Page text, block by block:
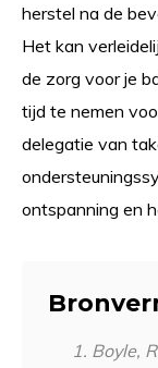
herstel na de
Het kan
de zorg voor je
tijd te nemen
delegatie van
ontspanning en
Boyle,